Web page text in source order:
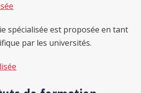
spécialisée est proposée en tant
par les universités.